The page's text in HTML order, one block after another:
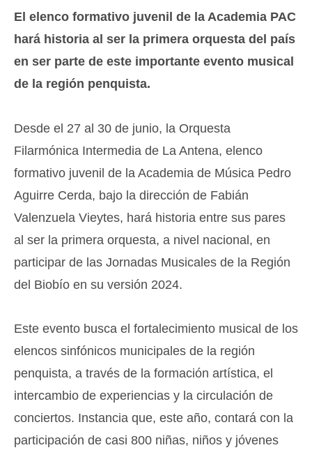
El elenco formativo juvenil de la Academia PAC
hará historia al ser la primera orquesta del país
en ser parte de este importante evento musical
de la región penquista.
Desde el 27 al 30 de junio, la Orquesta
Filarmónica Intermedia de La Antena, elenco
formativo juvenil de la Academia de Música Pedro
Aguirre Cerda, bajo la dirección de Fabián
Valenzuela Vieytes, hará historia entre sus pares
al ser la primera orquesta, a nivel nacional, en
participar de las Jornadas Musicales de la Región
del Biobío en su versión 2024.
Este evento busca el fortalecimiento musical de los
elencos sinfónicos municipales de la región
penquista, a través de la formación artística, el
intercambio de experiencias y la circulación de
conciertos. Instancia que, este año, contará con la
participación de casi 800 niñas, niños y jóvenes